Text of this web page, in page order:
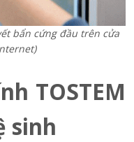
bẩn cứng đầu trên cửa
TOSTEM
sinh